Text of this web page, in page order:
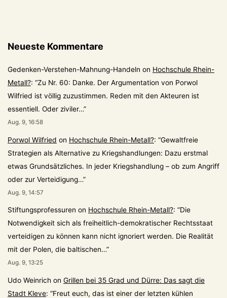
Neueste Kommentare
Gedenken-Verstehen-Mahnung-Handeln on Hochschule Rhein-
Metall?: “Zu Nr. 60: Danke. Der Argumentation von Porwol
Wilfried ist völlig zuzustimmen. Reden mit den Akteuren ist
essentiell. Oder ziviler…”
Aug. 9, 16:58
Porwol Wilfried on Hochschule Rhein-Metall?: “Gewaltfreie
Strategien als Alternative zu Kriegshandlungen: Dazu erstmal
etwas Grundsätzliches. In jeder Kriegshandlung – ob zum Angriff
oder zur Verteidigung…”
Aug. 9, 14:57
Stiftungsprofessuren on Hochschule Rhein-Metall?: “Die
Notwendigkeit sich als freiheitlich-demokratischer Rechtsstaat
verteidigen zu können kann nicht ignoriert werden. Die Realität
mit der Polen, die baltischen…”
Aug. 9, 13:25
Udo Weinrich on Grillen bei 35 Grad und Dürre: Das sagt die
Stadt Kleve: “Freut euch, das ist einer der letzten kühlen